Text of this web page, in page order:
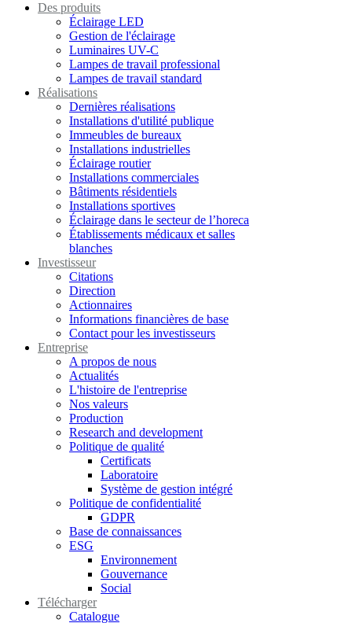
Des produits
Éclairage LED
Gestion de l'éclairage
Luminaires UV-C
Lampes de travail professional
Lampes de travail standard
Réalisations
Dernières réalisations
Installations d'utilité publique
Immeubles de bureaux
Installations industrielles
Éclairage routier
Installations commerciales
Bâtiments résidentiels
Installations sportives
Éclairage dans le secteur de l’horeca
Établissements médicaux et salles
blanches
Investisseur
Citations
Direction
Actionnaires
Informations financières de base
Contact pour les investisseurs
Entreprise
A propos de nous
Actualités
L'histoire de l'entreprise
Nos valeurs
Production
Research and development
Politique de qualité
Certificats
Laboratoire
Système de gestion intégré
Politique de confidentialité
GDPR
Base de connaissances
ESG
Environnement
Gouvernance
Social
Télécharger
Catalogue